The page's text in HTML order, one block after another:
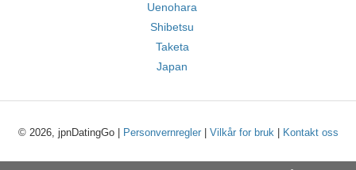
Uenohara
Shibetsu
Taketa
Japan
© 2026, jpnDatingGo | Personvernregler| Vilkår for bruk| Kontakt oss